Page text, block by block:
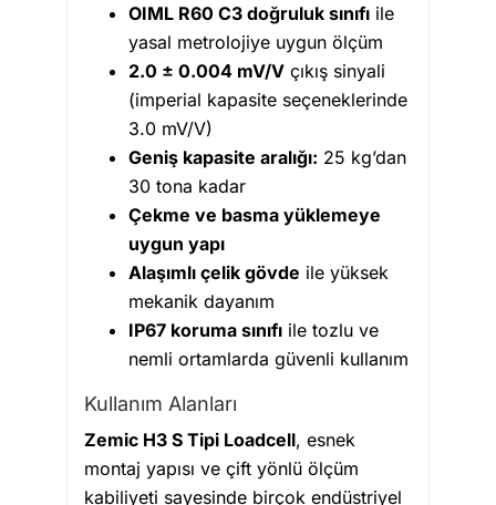
OIML R60 C3 doğruluk sınıfıile
yasal metrolojiye uygun ölçüm
2.0 ± 0.004 mV/Vçıkış sinyali
(imperial kapasite seçeneklerinde
3.0 mV/V)
Geniş kapasite aralığı: 25 kg’dan
30 tona kadar
Çekme ve basma yüklemeye
uygun yapı
Alaşımlı çelik gövde ile yüksek
mekanik dayanım
IP67 koruma sınıfıile tozlu ve
nemli ortamlarda güvenli kullanım
Kullanım Alanları
Zemic H3 S Tipi Loadcell, esnek
montaj yapısı ve çift yönlü ölçüm
kabiliyeti sayesinde birçok endüstriyel